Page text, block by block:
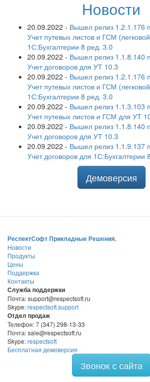
Новости
20.09.2022 - Вышел релиз 1.2.1.176
Учет путевых листов и ГСМ
1С:Бухгалтерии 8 ред. 3.0
20.09.2022 - Вышел релиз 1.1.8.140
Учет договоров для УТ 10.3
20.09.2022 - Вышел релиз 1.2.1.176
Учет путевых листов и ГСМ
1С:Бухгалтерии 8 ред. 3.0
20.09.2022 - Вышел релиз 1.1.3.103
Учет путевых листов и ГСМ для УТ
20.09.2022 - Вышел релиз 1.1.8.140
Учет договоров для УТ 10.3
20.09.2022 - Вышел релиз 1.1.9.137
Учет договоров для 1С:Бухгалтерии
Демоверсия
РеспектСофт Прикладные Решения.
Новости
Продукты
Цены
Поддержка
Контакты
Служба поддержки
Почта: support@respectsoft.ru
Skype:respectsoft.support
Отдел продаж
Телефон: 7 (347) 298-13-33
Почта: sale@respectsoft.ru
Skype:respectsoft
Бесплатная демоверсия
Звонок с сайта